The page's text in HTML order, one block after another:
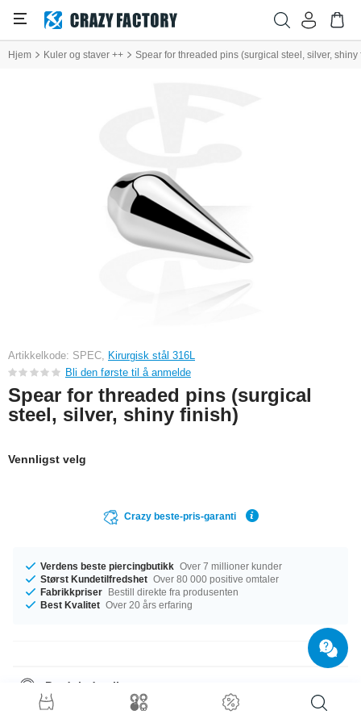
Hjem Kuler og staver ++ Spear for threaded pins (surgical steel, silver, shiny
Artikkelkode: SPEC, Kirurgisk stål 316L
Bli den første til å anmelde
Spear for threaded pins (surgical
steel, silver, shiny finish)
Vennligst velg
Crazy beste-pris-garanti
Verdens beste piercingbutikk Over 7 millioner kunder
Størst Kundetilfredshet Over 80 000 positive omtaler
Fabrikkpriser Bestill direkte fra produsenten
Best Kvalitet Over 20 års erfaring
Produktdetaljer
Denne spydspissen i kirurgisk stål gir garantert en kul, unik look sammen